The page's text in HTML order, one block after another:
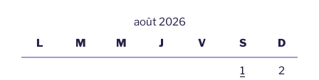
août 2026
L
M M J V S D
1 2